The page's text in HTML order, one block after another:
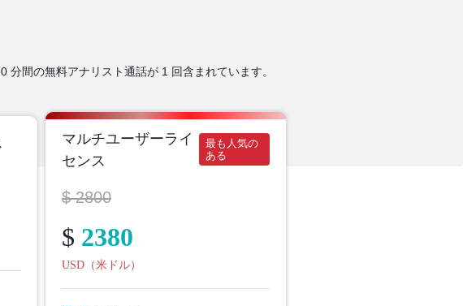
間の無料アナリスト通話が 1 回含まれています。
マルチユーザーライ
センス
最も人気の
ある
$ 2800
$ 2380
USD（米ドル）